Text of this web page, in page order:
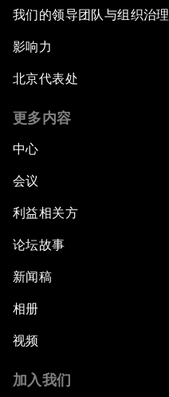
我们的领导团队与组织治理
影响力
北京代表处
更多内容
中心
会议
利益相关方
论坛故事
新闻稿
相册
视频
加入我们